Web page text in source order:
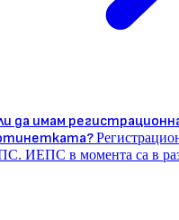
да имам
ИЕПС в момента са в